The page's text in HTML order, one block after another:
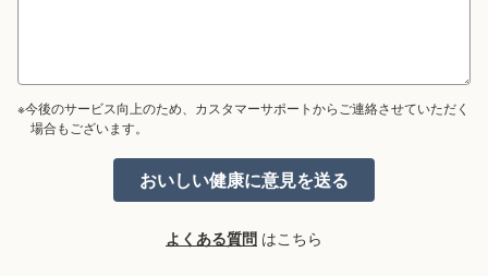
※今後のサービス向上のため、カスタマーサポートからご連絡させていただく
場合もございます。
よくある質問 はこちら